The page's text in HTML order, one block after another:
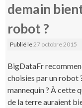
demain
robot ?
Publié le 27 octobre 2015
BigDataFr
choisies par un robot
mannequin ? À cette
de la terre auraient